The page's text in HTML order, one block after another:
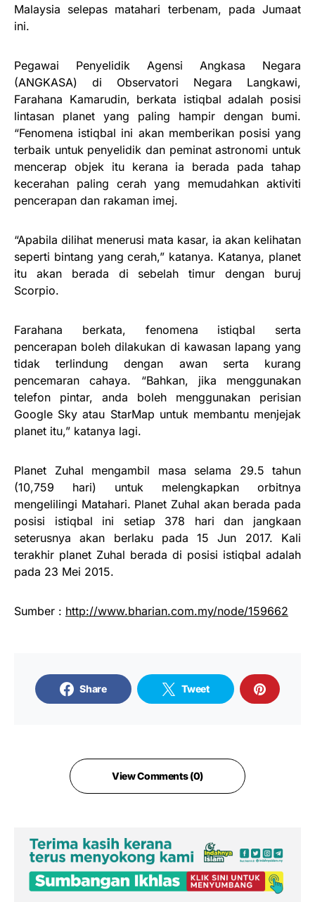
Malaysia selepas matahari terbenam, pada Jumaat
ini.
Pegawai Penyelidik Agensi Angkasa Negara
(ANGKASA) di Observatori Negara Langkawi,
Farahana Kamarudin, berkata istiqbal adalah posisi
lintasan planet yang paling hampir dengan bumi.
“Fenomena istiqbal ini akan memberikan posisi yang
terbaik untuk penyelidik dan peminat astronomi untuk
mencerap objek itu kerana ia berada pada tahap
kecerahan paling cerah yang memudahkan aktiviti
pencerapan dan rakaman imej.
“Apabila dilihat menerusi mata kasar, ia akan kelihatan
seperti bintang yang cerah,” katanya. Katanya, planet
itu akan berada di sebelah timur dengan buruj
Scorpio.
Farahana berkata, fenomena istiqbal serta
pencerapan boleh dilakukan di kawasan lapang yang
tidak terlindung dengan awan serta kurang
pencemaran cahaya. “Bahkan, jika menggunakan
telefon pintar, anda boleh menggunakan perisian
Google Sky atau StarMap untuk membantu menjejak
planet itu,” katanya lagi.
Planet Zuhal mengambil masa selama 29.5 tahun
(10,759 hari) untuk melengkapkan orbitnya
mengelilingi Matahari. Planet Zuhal akan berada pada
posisi istiqbal ini setiap 378 hari dan jangkaan
seterusnya akan berlaku pada 15 Jun 2017. Kali
terakhir planet Zuhal berada di posisi istiqbal adalah
pada 23 Mei 2015.
Sumber : http://www.bharian.com.my/node/159662
Share Tweet
View Comments (0)